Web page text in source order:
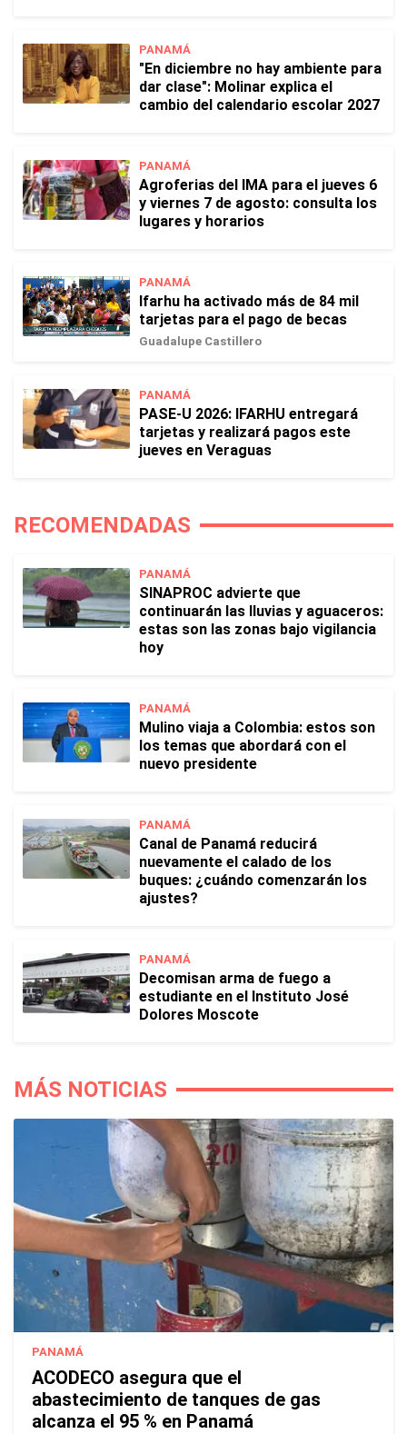
PANAMÁ
"En diciembre no hay ambiente para
dar clase": Molinar explica el
cambio del calendario escolar 2027
PANAMÁ
Agroferias del IMA para el jueves 6
y viernes 7 de agosto: consulta los
lugares y horarios
PANAMÁ
Ifarhu ha activado más de 84 mil
tarjetas para el pago de becas
Guadalupe Castillero
PANAMÁ
PASE-U 2026: IFARHU entregará
tarjetas y realizará pagos este
jueves en Veraguas
RECOMENDADAS
PANAMÁ
SINAPROC advierte que
continuarán las lluvias y aguaceros:
estas son las zonas bajo vigilancia
hoy
PANAMÁ
Mulino viaja a Colombia: estos son
los temas que abordará con el
nuevo presidente
PANAMÁ
Canal de Panamá reducirá
nuevamente el calado de los
buques: ¿cuándo comenzarán los
ajustes?
PANAMÁ
Decomisan arma de fuego a
estudiante en el Instituto José
Dolores Moscote
MÁS NOTICIAS
PANAMÁ
ACODECO asegura que el
abastecimiento de tanques de gas
alcanza el 95 % en Panamá